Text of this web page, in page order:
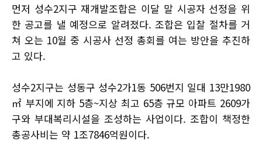
먼저 성수2지구 재개발조합은 이달 말 시공자 선정을 위
한 공고를 낼 예정으로 알려졌다. 조합은 입찰 절차를 거
쳐 오는 10월 중 시공사 선정 총회를 여는 방안을 추진하
고 있다.
성수2지구는 성동구 성수2가1동 506번지 일대 13만1980
㎡ 부지에 지하 5층~지상 최고 65층 규모 아파트 2609가
구와 부대복리시설을 조성하는 사업이다. 조합이 책정한
총공사비는 약 1조7846억원이다.